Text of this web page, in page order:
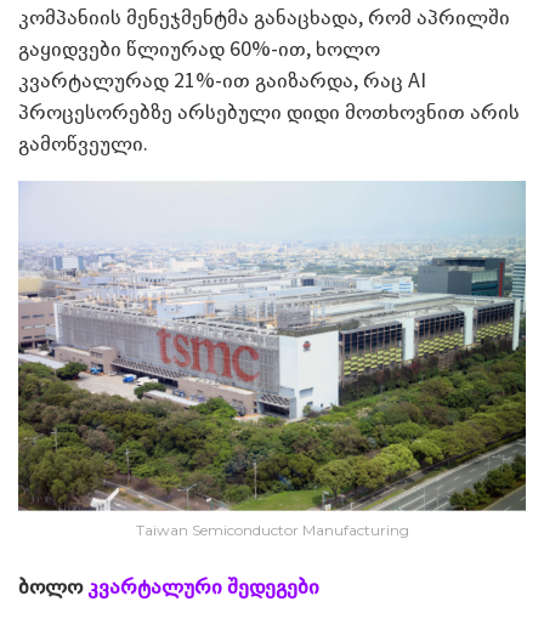
კომპანიის მენეჯმენტმა განაცხადა, რომ აპრილში
გაყიდვები წლიურად 60%-ით, ხოლო
კვარტალურად 21%-ით გაიზარდა, რაც AI
პროცესორებზე არსებული დიდი მოთხოვნით არის
გამოწვეული.
Taiwan Semiconductor Manufacturing
ბოლოკვარტალური შედეგები